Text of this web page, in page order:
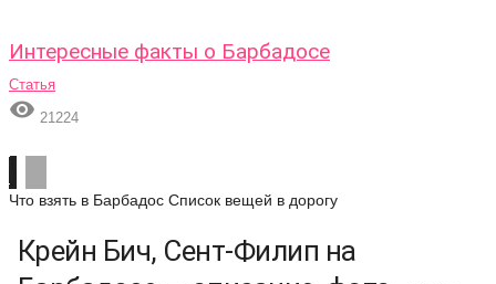
Интересные факты о Барбадосе
Статья
 21224
Что взять в Барбадос Список вещей в дорогу
Крейн Бич, Сент-Филип на